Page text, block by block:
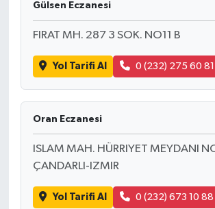
Gülsen Eczanesi
FIRAT MH. 287 3 SOK. NO11 B
Yol Tarifi Al 0 (232) 275 60 81
Oran Eczanesi
ISLAM MAH. HÜRRIYET MEYDANI
ÇANDARLI-IZMIR
Yol Tarifi Al 0 (232) 673 10 88